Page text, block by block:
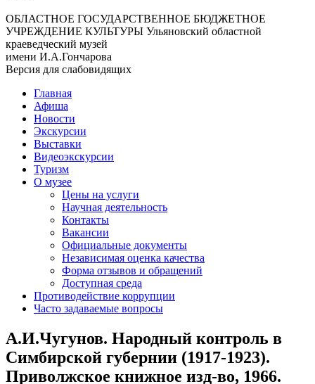
ОБЛАСТНОЕ ГОСУДАРСТВЕННОЕ БЮДЖЕТНОЕ
УЧРЕЖДЕНИЕ КУЛЬТУРЫ Ульяновский областной
краеведческий музей
имени И.А.Гончарова
Версия для слабовидящих
Главная
Афиша
Новости
Экскурсии
Выставки
Видеоэкскурсии
Туризм
О музее
Цены на услуги
Научная деятельность
Контакты
Вакансии
Официальные документы
Независимая оценка качества
Форма отзывов и обращений
Доступная среда
Противодействие коррупции
Часто задаваемые вопросы
А.И.Чугунов. Народный контроль в
Симбирской губернии (1917-1923).
Приволжское книжное изд-во, 1966.